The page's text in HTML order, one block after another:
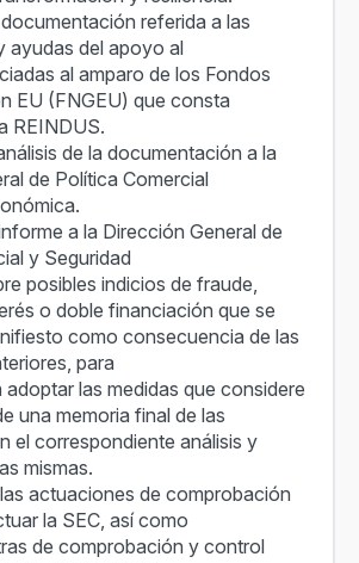
referida a las
ayudas del apoyo al
al amparo de los Fondos
EU (FNGEU) que consta
REINDUS.
de la documentación a la
de Política Comercial
a la Dirección General de
y Seguridad
posibles indicios de fraude,
o doble financiación que se
como consecuencia de las
para
las medidas que considere
una memoria final de las
el correspondiente análisis y
mismas.
actuaciones de comprobación
la SEC, así como
de comprobación y control